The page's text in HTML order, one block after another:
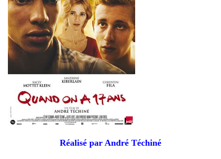
Réalisé par André Téchiné